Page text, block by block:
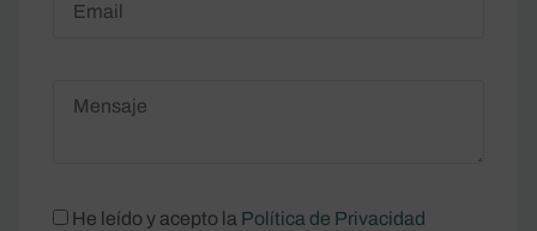
He leído y acepto la Política de Privacidad